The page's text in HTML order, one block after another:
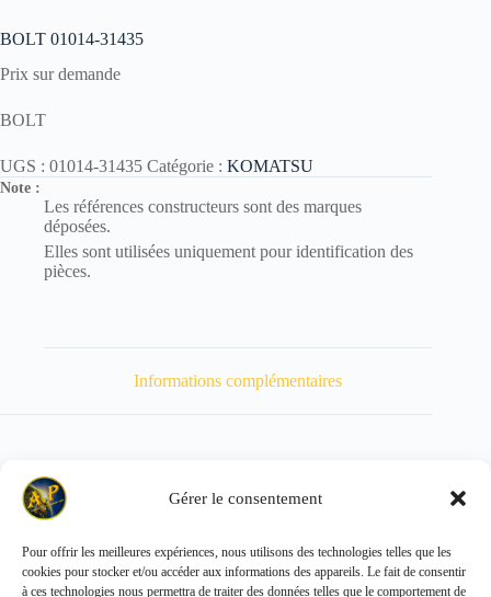
Gérer le consentement
Pour offrir les meilleures expériences, nous utilisons des technologies telles que les
cookies pour stocker et/ou accéder aux informations des appareils. Le fait de consentir
à ces technologies nous permettra de traiter des données telles que le comportement de
BOLT 01014-31435
Prix sur demande
BOLT
UGS : 01014-31435 Catégorie : KOMATSU
Note :
Les références constructeurs sont des marques
déposées.
Elles sont utilisées uniquement pour identification des
pièces.
Informations complémentaires
Poids 60 kg
Copyright © 2026 - ALL PARTS FRANCE SAS